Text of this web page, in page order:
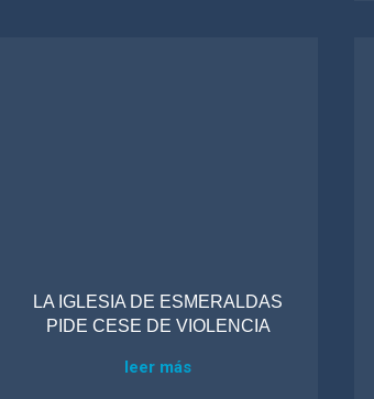
LA IGLESIA DE ESMERALDAS
PIDE CESE DE VIOLENCIA
leer más